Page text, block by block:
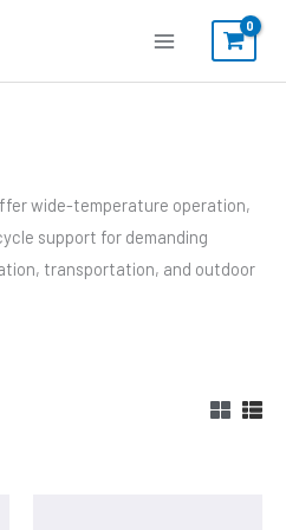
wide-temperature operation,
support for demanding
transportation, and outdoor